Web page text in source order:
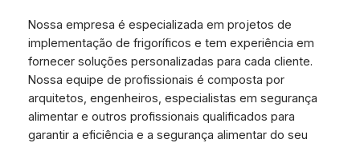
Nossa empresa é especializada em projetos de
implementação de frigoríficos e tem experiência em
fornecer soluções personalizadas para cada cliente.
Nossa equipe de profissionais é composta por
arquitetos, engenheiros, especialistas em segurança
alimentar e outros profissionais qualificados para
garantir a eficiência e a segurança alimentar do seu